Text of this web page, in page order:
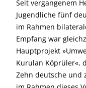
Seit vergangenem
Jugendliche fünf
im Rahmen
Empfang war
Hauptprojekt
Kurulan Köprüler«,
Zehn deutsche und